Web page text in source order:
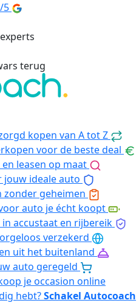
/5
terug
kopen van A tot Z
voor de beste deal
leasen op maat
jouw ideale auto
zonder geheimen
auto je écht koopt
accustaat en rijbereik
verzekerd
uit het buitenland
auto geregeld
je occasion online
hebt?Schakel Autocoach